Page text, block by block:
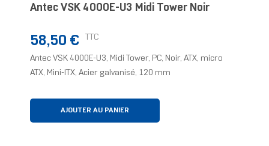
Antec VSK 4000E-U3 Midi Tower Noir
Prix
58,50 € TTC
Antec VSK 4000E-U3, Midi Tower, PC, Noir, ATX, micro
ATX, Mini-ITX, Acier galvanisé, 120 mm
AJOUTER AU PANIER